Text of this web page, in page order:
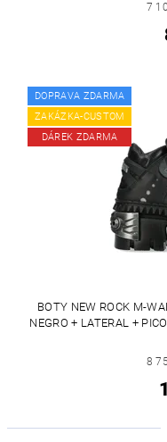
7
DOPRAVA ZDARMA
ZAKÁZKA-CUSTOM
DÁREK ZDARMA
BOTY NEW ROCK M-
NEGRO + LATERAL +
8